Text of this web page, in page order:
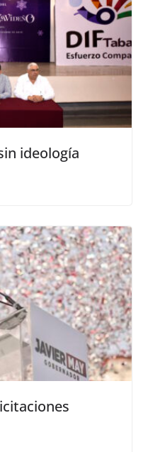
ideología